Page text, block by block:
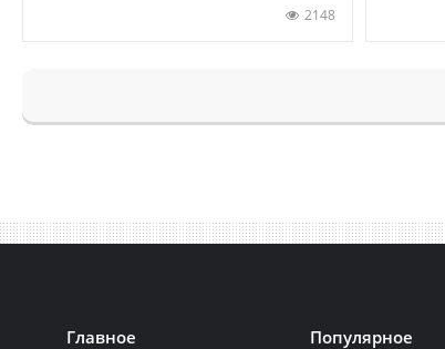
2148
Главное Популярное